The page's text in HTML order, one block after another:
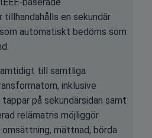
baserade
en sekundär
automatiskt bedöms som
till samtliga
inklusive
på sekundärsidan samt
relämatris möjliggör
mättnad, börda